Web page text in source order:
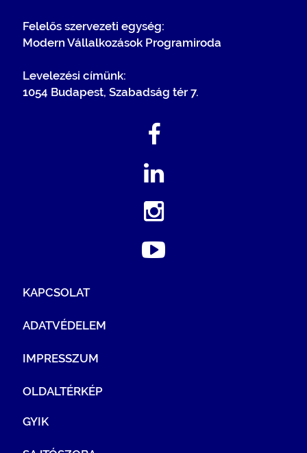
Felelős szervezeti egység:
Modern Vállalkozások Programiroda
Levelezési címünk:
1054 Budapest, Szabadság tér 7.
KAPCSOLAT
ADATVÉDELEM
IMPRESSZUM
OLDALTÉRKÉP
GYIK